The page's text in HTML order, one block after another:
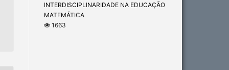
INTERDISCIPLINARIDADE NA EDUCAÇÃO
MATEMÁTICA
1663